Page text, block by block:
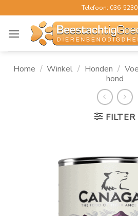
naar
inhoud
Telefoon: 036-
Home / Winkel / Honden /
hond
FILTER